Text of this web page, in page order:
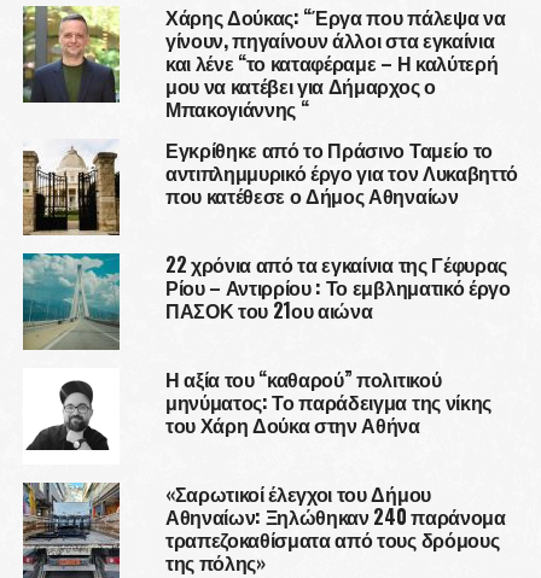
Χάρης Δούκας: “Έργα που πάλεψα να
γίνουν, πηγαίνουν άλλοι στα εγκαίνια
και λένε “το καταφέραμε – Η καλύτερή
μου να κατέβει για Δήμαρχος ο
Μπακογιάννης “
Εγκρίθηκε από το Πράσινο Ταμείο το
αντιπλημμυρικό έργο για τον Λυκαβηττό
που κατέθεσε ο Δήμος Αθηναίων
22 χρόνια από τα εγκαίνια της Γέφυρας
Ρίου – Αντιρρίου : Το εμβληματικό έργο
ΠΑΣΟΚ του 21ου αιώνα
Η αξία του “καθαρού” πολιτικού
μηνύματος: Το παράδειγμα της νίκης
του Χάρη Δούκα στην Αθήνα
«Σαρωτικοί έλεγχοι του Δήμου
Αθηναίων: Ξηλώθηκαν 240 παράνομα
τραπεζοκαθίσματα από τους δρόμους
της πόλης»